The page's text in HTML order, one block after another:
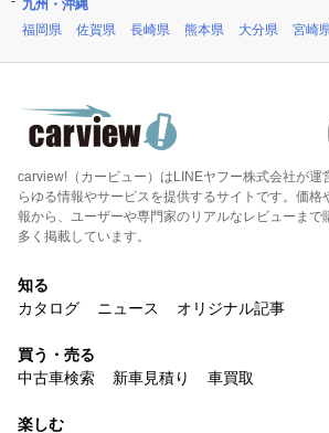
九州・沖縄
福岡県
佐賀県 長崎県 熊本県 大分県 宮崎
carview!（カービュー）はLINEヤフー株式会社が運
らゆる情報やサービスを提供するサイトです。価格
報から、ユーザーや専門家のリアルなレビューまで
多く掲載しています。
知る
カタログ
ニュース オリジナル記事
買う・売る
中古車検索
新車見積り 車買取
楽しむ